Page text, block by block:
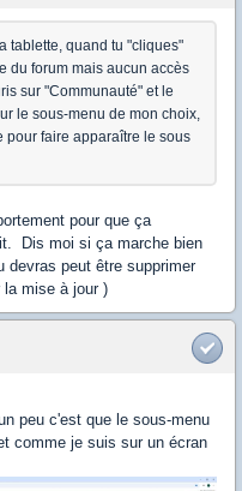
tablette, quand tu "cliques"
du forum mais aucun accès
sur "Communauté" et le
le sous-menu de mon choix,
pour faire apparaître le sous
pour que ça
Dis moi si ça marche bien
peut être supprimer
la mise à jour )
peu c'est que le sous-menu
comme je suis sur un écran